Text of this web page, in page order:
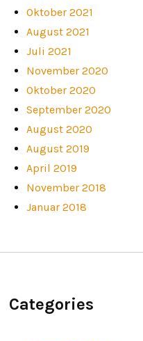
Oktober 2021
August 2021
Juli 2021
November 2020
Oktober 2020
September 2020
August 2020
August 2019
April 2019
November 2018
Januar 2018
Categories